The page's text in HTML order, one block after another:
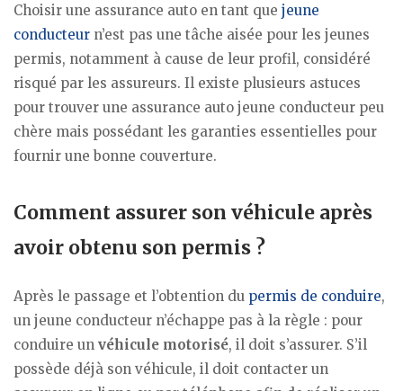
Choisir une assurance auto en tant que jeune
conducteur n’est pas une tâche aisée pour les jeunes
permis, notamment à cause de leur profil, considéré
risqué par les assureurs. Il existe plusieurs astuces
pour trouver une assurance auto jeune conducteur peu
chère mais possédant les garanties essentielles pour
fournir une bonne couverture.
Comment assurer son véhicule après
avoir obtenu son permis ?
Après le passage et l’obtention du permis de conduire,
un jeune conducteur n’échappe pas à la règle : pour
conduire un véhicule motorisé, il doit s’assurer. S’il
possède déjà son véhicule, il doit contacter un